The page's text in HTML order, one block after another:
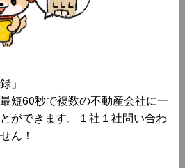
」
短60秒で複数の不動産会社に一
ができます。１社１社問い合わ
ん！